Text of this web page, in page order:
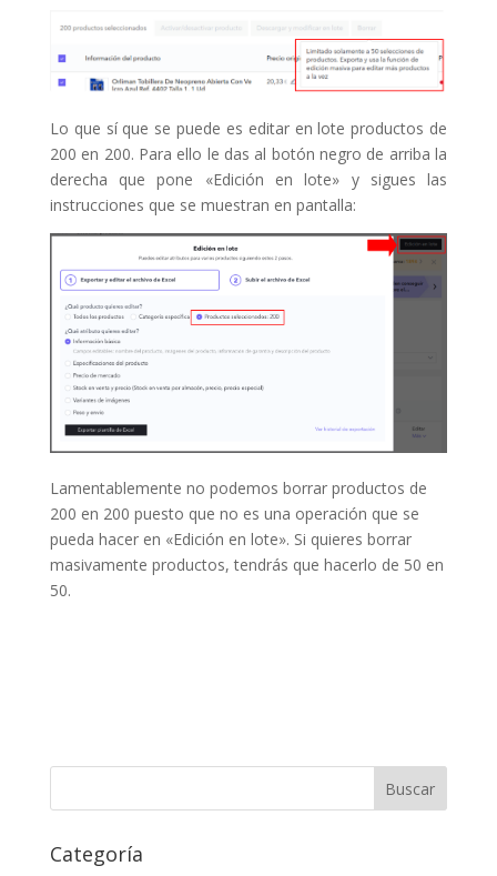
Lo que sí que se puede es editar en lote productos de
200 en 200. Para ello le das al botón negro de arriba la
derecha que pone «Edición en lote» y sigues las
instrucciones que se muestran en pantalla:
Lamentablemente no podemos borrar productos de
200 en 200 puesto que no es una operación que se
pueda hacer en «Edición en lote». Si quieres borrar
masivamente productos, tendrás que hacerlo de 50 en
50.
Categoría